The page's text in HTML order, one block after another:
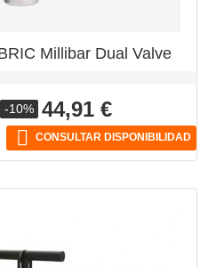
Millibar Dual Valve
-10% Precio
44,91 €
 CONSULTAR DISPONIBILIDAD